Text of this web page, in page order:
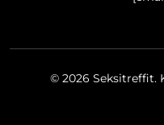
© 2026 Seksitreffit.